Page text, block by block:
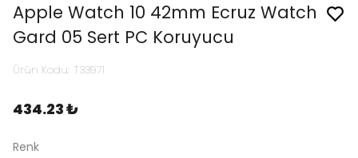
Apple Watch 10 42mm Ecruz Watch
Gard 05 Sert PC Koruyucu
Ürün Kodu: T33971
434.23 ₺
Renk